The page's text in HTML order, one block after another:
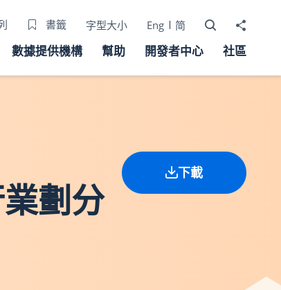
書籤 字型大小 Eng 简 打開搜尋器
分享至
數據提供機構 幫助 開發者中心 社區
劃分
下載